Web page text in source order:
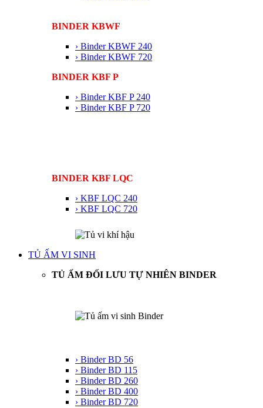
BINDER KBWF
› Binder KBWF 240
› Binder KBWF 720
BINDER KBF P
› Binder KBF P 240
› Binder KBF P 720
BINDER KBF LQC
› KBF LQC 240
› KBF LQC 720
TỦ ẤM VI SINH
TỦ ẤM ĐỐI LƯU TỰ NHIÊN BINDER
› Binder BD 56
› Binder BD 115
› Binder BD 260
› Binder BD 400
› Binder BD 720